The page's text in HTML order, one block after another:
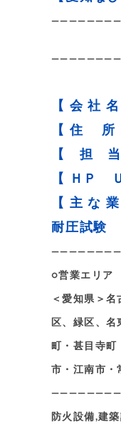
【 会 社
【 住 所
【 担
【 ＨＰ
【 主 な
耐圧試験
○営業エリア
＜愛知県＞
区、緑区、
町・甚目寺
市・江南市・
防火設備,建